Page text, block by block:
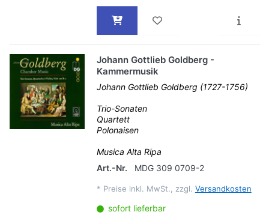
Johann Gottlieb Goldberg -
Kammermusik
Johann Gottlieb Goldberg (1727-1756)
Trio-Sonaten
Quartett
Polonaisen
Musica Alta Ripa
Art.-Nr.
MDG 309 0709-2
* Preise inkl. MwSt., zzgl. Versandkosten
sofort lieferbar